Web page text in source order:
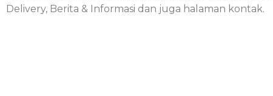
Delivery, Berita & Informasi dan juga halaman kontak.